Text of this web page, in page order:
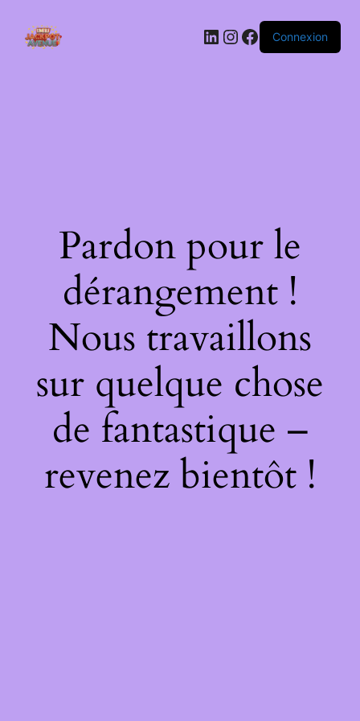
LinkedIn
Instagram
Facebook
Connexion
Pardon pour le
dérangement !
Nous travaillons
sur quelque chose
de fantastique –
revenez bientôt !